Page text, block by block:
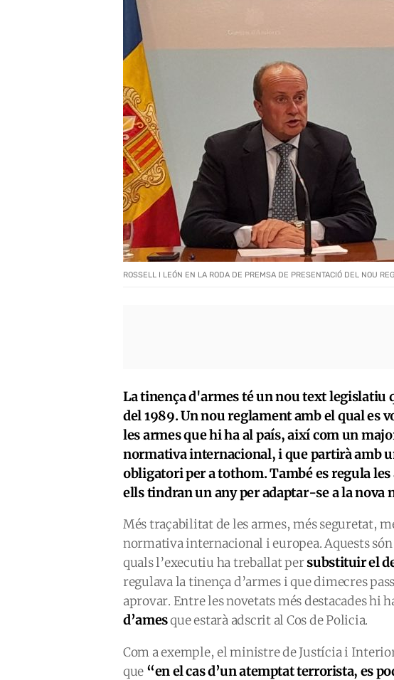
ROSSELL I LEÓN EN LA RODA DE PREMSA DE PRESENTACIÓ DEL NOU
La tinença d'armes té un nou text legislatiu
del 1989. Un nou reglament amb el qual es
les armes que hi ha al país, així com un
normativa internacional, i que partirà amb
obligatori per a tothom. També es regula
ells tindran un any per adaptar-se a la nova
Més traçabilitat de les armes, més seguretat,
normativa internacional i europea. Aquests
quals l’executiu ha treballat persubstituir el
regulava la tinença d’armes i que dimecres
aprovar. Entre les novetats més destacades hi
d’amesque estarà adscrit al Cos de Policia.
Com a exemple, el ministre de Justícia i
que “en el cas d’un atemptat terrorista, es